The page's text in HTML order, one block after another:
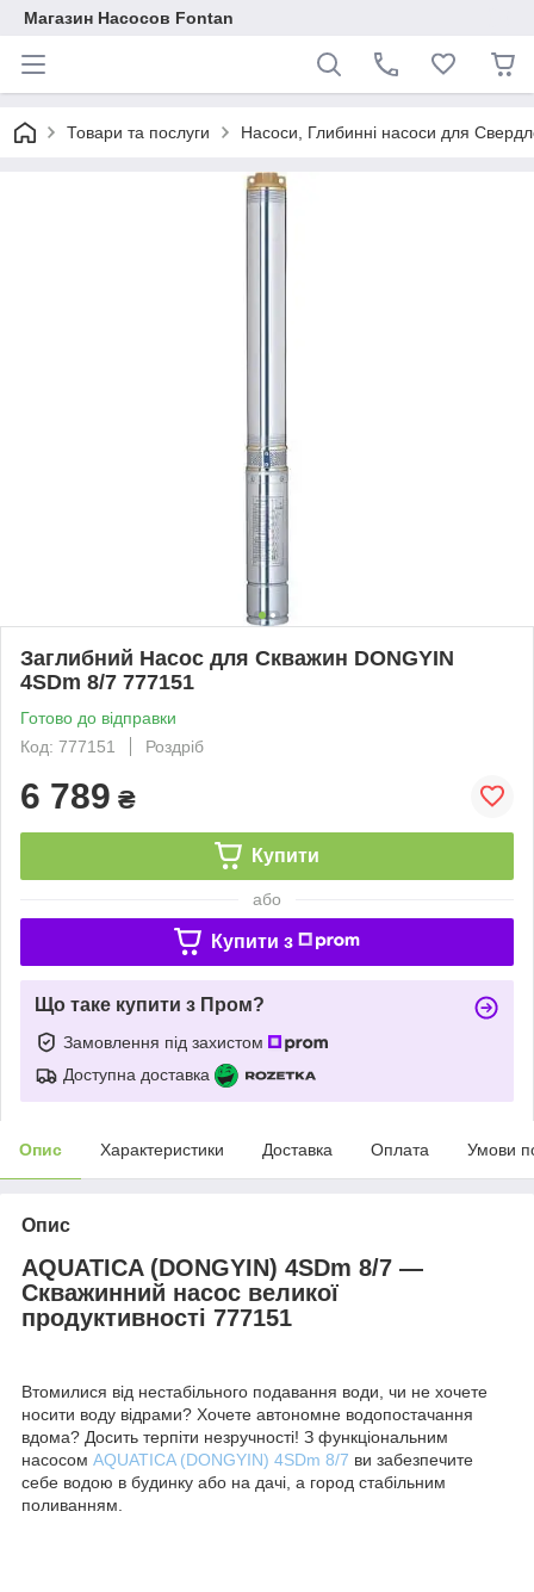
Магазин Насосов Fontan
Товари та послуги Насоси, Глибинні насоси для
Заглибний Насос для Скважин DONGYIN
4SDm 8/7 777151
Готово до відправки
Код: 777151
Роздріб
6 789 ₴
Купити
або
Купити з
Що таке купити з Пром?
Замовлення під захистом
Доступна доставка
Опис Характеристики Доставка Оплата Умови
Опис
AQUATICA (DONGYIN) 4SDm 8/7 —
Скважинний насос великої
продуктивності 777151
Втомилися від нестабільного подавання води, чи не хочете
носити воду відрами? Хочете автономне водопостачання
вдома? Досить терпіти незручності! З функціональним
насосом AQUATICA (DONGYIN) 4SDm 8/7 ви забезпечите
себе водою в будинку або на дачі, а город стабільним
поливанням.